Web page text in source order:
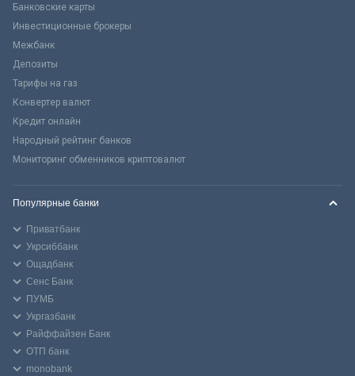
Банковские карты
Инвестиционные брокеры
Межбанк
Депозиты
Тарифы на газ
Конвертер валют
Кредит онлайн
Народный рейтинг банков
Мониторинг обменников криптовалют
Популярные банки
Приватбанк
Укрсиббанк
Ощадбанк
Сенс Банк
ПУМБ
Укргазбанк
Райффайзен Банк
ОТП банк
monobank